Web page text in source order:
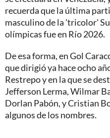
recuerda que la última
masculino de la 'tricolor'
olímpicas fue en Río 2026.
De esa forma, en Gol
que dirigió ya hace ocho
Restrepo y en la que se
Jefferson Lerma, Wilmar
Dorlan Pabón, y Cristian
algunos de los nombres.